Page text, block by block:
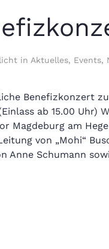
in Aktuelles, Events,
Benefizkonzert
ab 15.00 Uhr)
Magdeburg am
von „Mohi“
Anne Schumann